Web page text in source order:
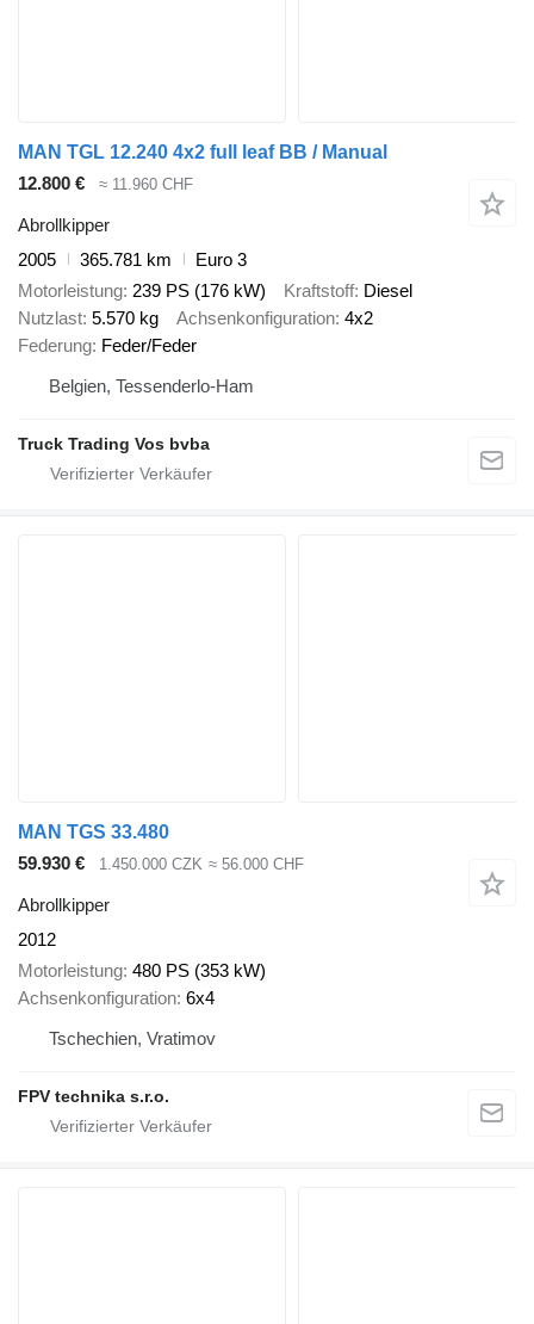
MAN TGL 12.240 4x2 full leaf BB / Manual
12.800 €
≈ 11.960 CHF
Abrollkipper
2005
365.781 km
Euro 3
Motorleistung 239 PS (176 kW) Kraftstoff Diesel
Nutzlast 5.570 kg Achsenkonfiguration 4x2
Federung Feder/Feder
Belgien, Tessenderlo-Ham
Truck Trading Vos bvba
MAN TGS 33.480
59.930 €
1.450.000 CZK ≈ 56.000 CHF
Abrollkipper
2012
Motorleistung 480 PS (353 kW)
Achsenkonfiguration 6x4
Tschechien, Vratimov
FPV technika s.r.o.